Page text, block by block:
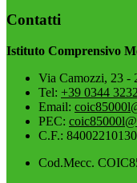
Contatti
Istituto Comprensivo
Via Camozzi, 23 -
Tel: +39 0344
Email:
PEC:
C.F.: 84002210130
Cod.Mecc.